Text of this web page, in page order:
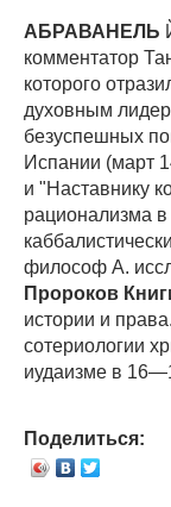
АБРАВАНЕЛЬ
комментатор
которого
духовным
безуспешных
Испании (март
и "Наставнику
рационализма
философ А.
Пророков
истории и
сотериологии
иудаизме в
Поделиться: